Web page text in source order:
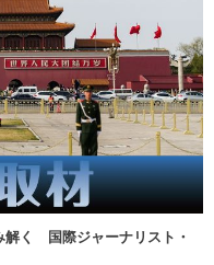
解く 国際ジャーナリスト・